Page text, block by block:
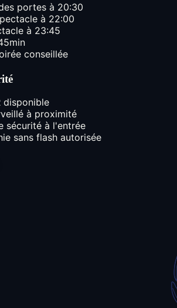
portes à 20:30
à 22:00
à 23:45
conseillée
disponible
à proximité
sécurité à l'entrée
sans flash autorisée